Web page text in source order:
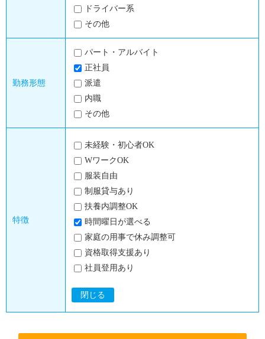
ドライバー系
その他
勤務形態
パート・アルバイト
正社員
派遣
内職
その他
特徴
未経験・初心者OK
WワークOK
服装自由
制服貸与あり
扶養内調整OK
時間曜日が選べる
家庭の用事で休み調整可
資格取得支援あり
社員登用あり
閉じる